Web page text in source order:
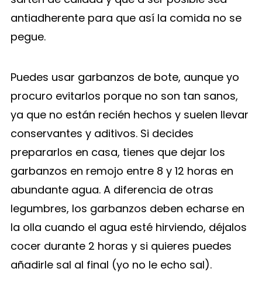
antiadherente para que así la comida no se
pegue.
Puedes usar garbanzos de bote, aunque yo
procuro evitarlos porque no son tan sanos,
ya que no están recién hechos y suelen llevar
conservantes y aditivos. Si decides
prepararlos en casa, tienes que dejar los
garbanzos en remojo entre 8 y 12 horas en
abundante agua. A diferencia de otras
legumbres, los garbanzos deben echarse en
la olla cuando el agua esté hirviendo, déjalos
cocer durante 2 horas y si quieres puedes
añadirle sal al final (yo no le echo sal).